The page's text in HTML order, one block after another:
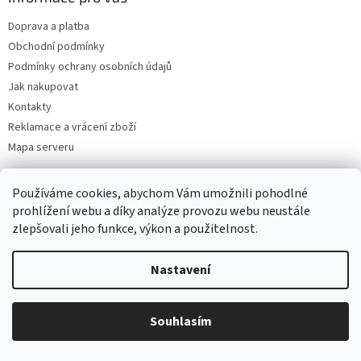
Používáme cookies, abychom Vám umožnili pohodlné
prohlížení webu a díky analýze provozu webu neustále
zlepšovali jeho funkce, výkon a použitelnost.
Nastavení
Souhlasím
Doprava a platba
Obchodní podmínky
Podmínky ochrany osobních údajů
Jak nakupovat
Kontakty
Reklamace a vrácení zboží
Mapa serveru
Odebírat newsletter
Vložte svůj e-mail a my vám budeme zasílat informace o nových
produktech na našem e-shopu.
E-mail
Vložením e-mailu souhlasíte spodmínkami ochrany osobních údajů